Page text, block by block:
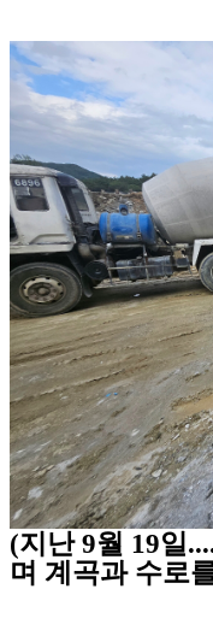
(지난 9월 19일
며 계곡과 수로